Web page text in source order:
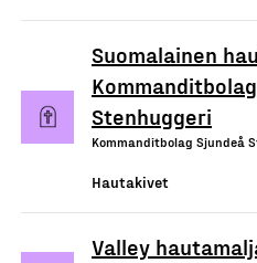
Suomalainen
Stenhuggeri
Kommanditbolag Sjundeå
Hautakivet
Valley